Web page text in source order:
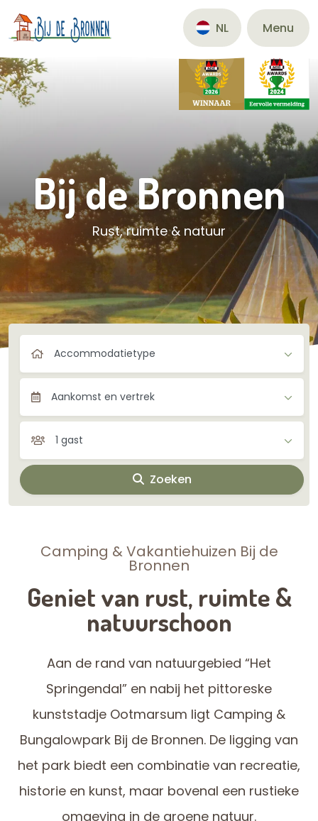
NL Menu
Bij de Bronnen
Rust, ruimte & natuur
Accommodatietype
Aankomst en vertrek
1 gast
Zoeken
Camping & Vakantiehuizen Bij de
Bronnen
Geniet van rust, ruimte &
natuurschoon
Aan de rand van natuurgebied “Het
Springendal” en nabij het pittoreske
kunststadje Ootmarsum ligt Camping &
Bungalowpark Bij de Bronnen. De ligging van
het park biedt een combinatie van recreatie,
historie en kunst, maar bovenal een rustieke
omgeving in de groene natuur.